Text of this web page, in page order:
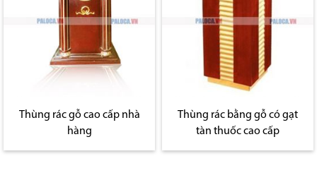
Thùng rác gỗ cao cấp nhà
hàng
Thùng rác bằng gỗ có gạt
tàn thuốc cao cấp